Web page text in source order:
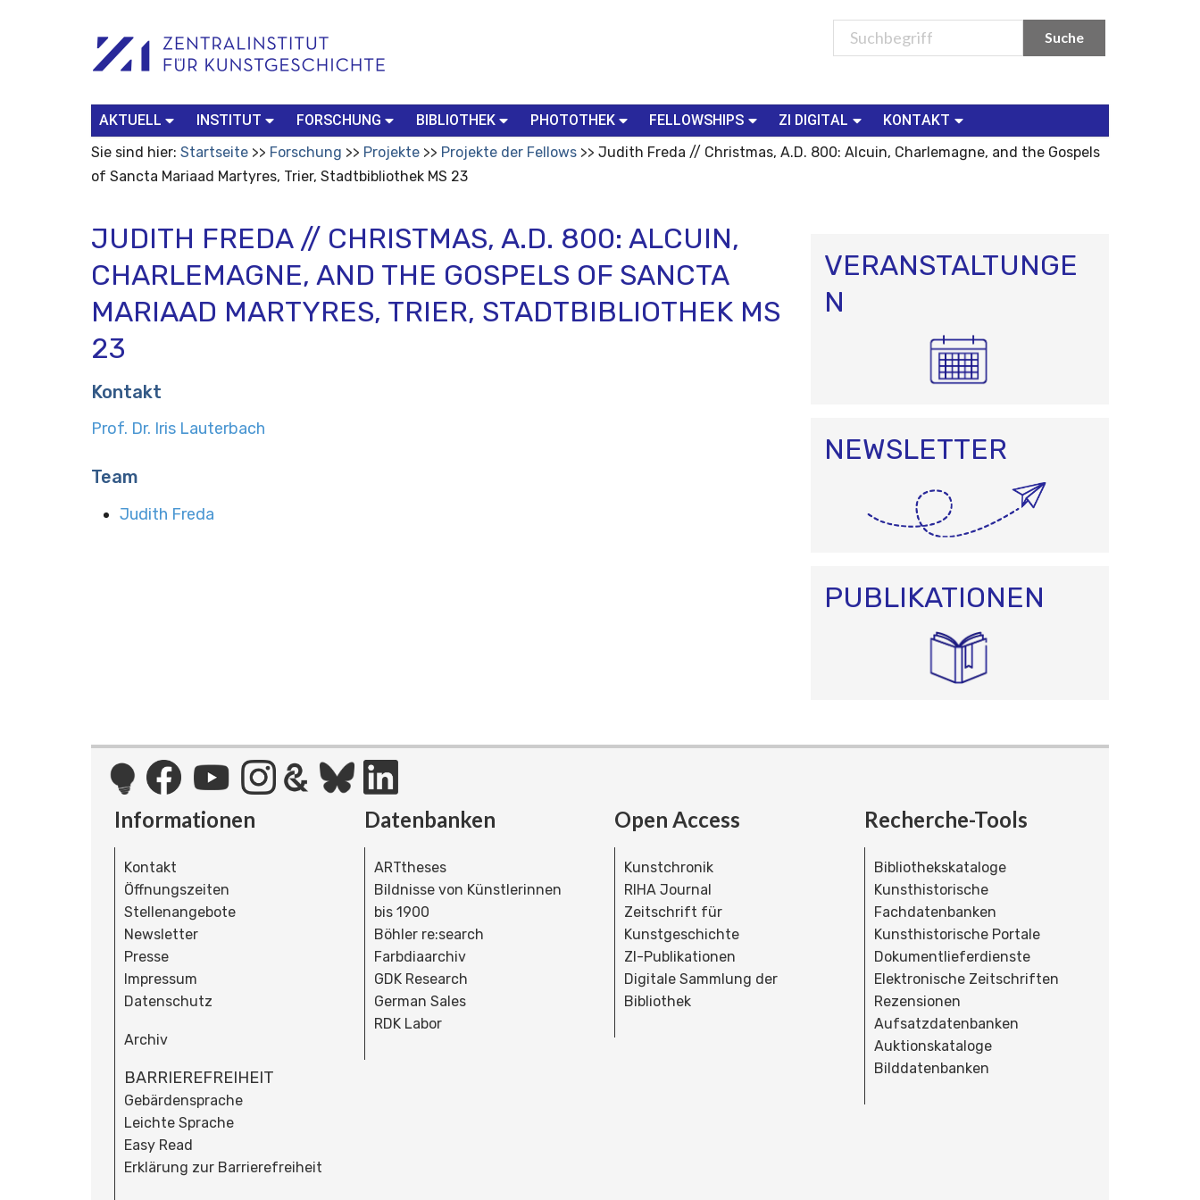
Werkzeuge
Search…
AKTUELL INSTITUT FORSCHUNG BIBLIOTHEK PHOTOTHEK FELLOWSHIPS ZI DIGITAL
KONTAKT
Sie sind hier: Startseite Forschung Projekte Projekte der Fellows
Judith Freda // Christmas, A.D. 800: Alcuin, Charlemagne, and the Gospels
of Sancta Mariaad Martyres, Trier, Stadtbibliothek MS 23
JUDITH FREDA // CHRISTMAS, A.D. 800: ALCUIN,
CHARLEMAGNE, AND THE GOSPELS OF SANCTA
MARIAAD MARTYRES, TRIER, STADTBIBLIOTHEK MS
23
Kontakt
Prof. Dr. Iris Lauterbach
Team
Judith Freda
VERANSTALTUNGE
N
NEWSLETTER
PUBLIKATIONEN
Informationen
Kontakt
Öffnungszeiten
Stellenangebote
Newsletter
Presse
Impressum
Datenschutz
Archiv
BARRIEREFREIHEIT
Gebärdensprache
Leichte Sprache
Easy Read
Erklärung zur Barrierefreiheit
Datenbanken
ARTtheses
Bildnisse von Künstlerinnen
bis 1900
Böhler re:search
Farbdiaarchiv
GDK Research
German Sales
RDK Labor
Open Access
Kunstchronik
RIHA Journal
Zeitschrift für
Kunstgeschichte
ZI-Publikationen
Digitale Sammlung der
Bibliothek
Recherche-Tools
Bibliothekskataloge
Kunsthistorische
Fachdatenbanken
Kunsthistorische Portale
Dokumentlieferdienste
Elektronische Zeitschriften
Rezensionen
Aufsatzdatenbanken
Auktionskataloge
Bilddatenbanken